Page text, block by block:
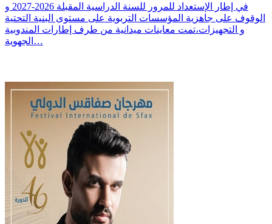
في إطار الإستعداد للمرور للسنة الدراسية المقبلة 2026-2027 و
الوقوف على جاهزية المؤسسات التربوية على مستوى البنية التحتية
و التجهيزات،تمت معاينات ميدانية من طرف إطارات المندوبية
الجهوية…